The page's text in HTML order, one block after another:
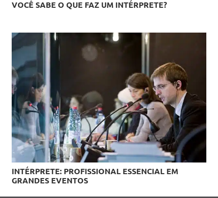
VOCÊ SABE O QUE FAZ UM INTÉRPRETE?
INTÉRPRETE: PROFISSIONAL ESSENCIAL EM
GRANDES EVENTOS